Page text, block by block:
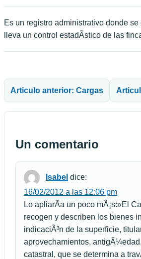
Es un registro administrativo donde
lleva un control estadÃ­stico de las
Articulo anterior: Cargas
Un comentario
Isabel dice:
16/02/2012 a las 12:06 pm
Lo apliarÃ­a un poco mÃ¡s:»El
recogen y describen los bienes
indicaciÃ³n de la superficie,
aprovechamientos,
catastral, que se determina a